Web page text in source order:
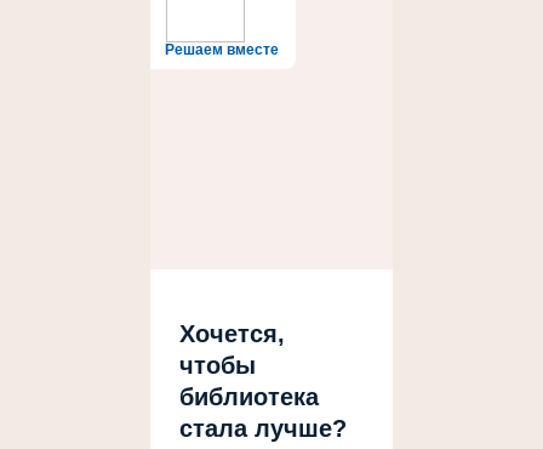
Решаем вместе
Хочется,
чтобы
библиотека
стала лучше?